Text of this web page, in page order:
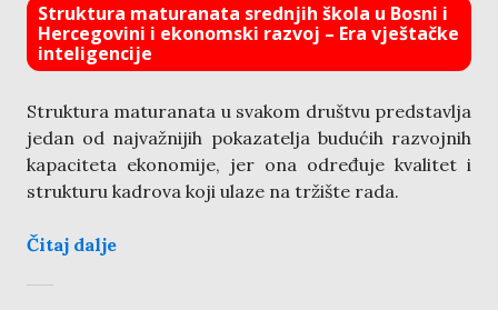
Struktura maturanata srednjih škola u Bosni i
Hercegovini i ekonomski razvoj – Era vještačke
inteligencije
Struktura maturanata u svakom društvu predstavlja
jedan od najvažnijih pokazatelja budućih razvojnih
kapaciteta ekonomije, jer ona određuje kvalitet i
strukturu kadrova koji ulaze na tržište rada.
Čitaj dalje